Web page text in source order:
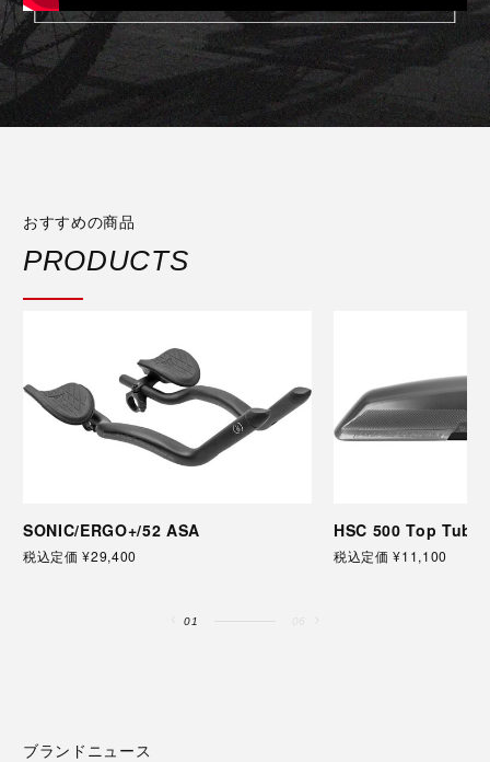
おすすめの商品
PRODUCTS
SONIC/ERGO+/52 ASA
税込定価 ¥29,400
HSC 500 Top Tube
税込定価 ¥11,100
01
ブランドニュース